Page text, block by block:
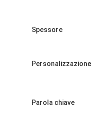
Spessore
Personalizzazione
Parola chiave